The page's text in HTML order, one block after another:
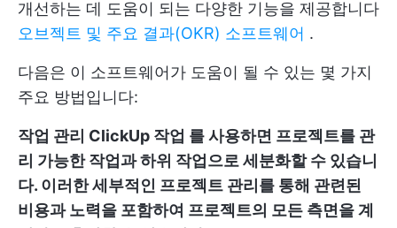
개선하는 데 도움이 되는 다양한 기능을 제공합니다
오브젝트 및 주요 결과(OKR) 소프트웨어 .
다음은 이 소프트웨어가 도움이 될 수 있는 몇 가지
주요 방법입니다:
작업 관리 ClickUp 작업 를 사용하면 프로젝트를 관
리 가능한 작업과 하위 작업으로 세분화할 수 있습니
다. 이러한 세부적인 프로젝트 관리를 통해 관련된
비용과 노력을 포함하여 프로젝트의 모든 측면을 계